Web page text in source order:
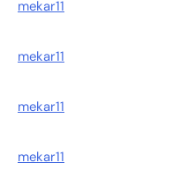
mekar11
mekar11
mekar11
mekar11